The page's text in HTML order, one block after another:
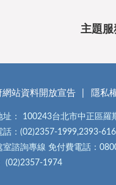
主題服
網站資料開放宣告 隱私
址： 100243台北市中正區羅
話：(02)2357-1999,2393-
室諮詢專線 免付費電話：
(02)2357-1974